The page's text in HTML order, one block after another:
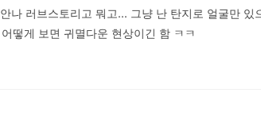
나 러브스토리고 뭐고... 그냥 난 탄지로 얼굴만 있
떻게 보면 귀멸다운 현상이긴 함 ㅋㅋ